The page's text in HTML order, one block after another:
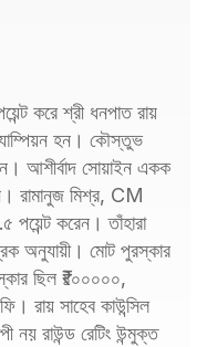
করে শ্রী ধনপাত রায়
হন। কৌস্তুভ
আশীর্বাদ সোয়াইন একক
রামানুজ মিশ্র, CM
পয়েন্ট করেন। তাঁহারা
অনুযায়ী। মোট পুরস্কার
ছিল ₹১০০০০০,
রায় সাহেব কাউন্সিল
নয় রাউন্ড রেটিং উন্মুক্ত